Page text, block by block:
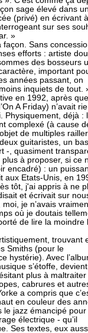
sage élevé dans
(privé) en écrivant
sur ses
»
façon. Sans
efforts : artiste
des bosseurs
important
années passant, on
inquiets de tout.
en 1992, après
A Friday) n’avait
Physiquement, déjà :
complexé (à cause
de multiples
guitaristes, un
-, quasiment
à proposer, si ce
encadré) : un
aux Etats-Unis, en
tôt, j'ai appris à ne
et écrivait sur
je n’avais
où je doutais
de lire la moindre
trouvant
Smiths (pour le
hystérie). Avec
s’étoffe,
plus à maltraiter
cabrures et
a compris que
en couleur des
jazz émancipé pour
électrique - qu’il
Ses textes, eux